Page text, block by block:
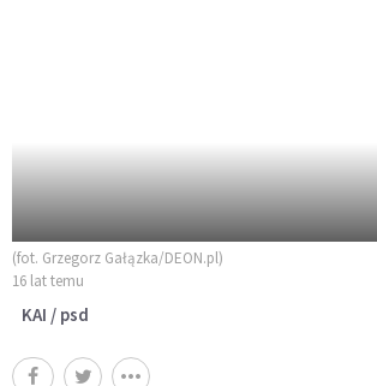
(fot. Grzegorz Gałązka/DEON.pl)
16 lat temu
KAI / psd